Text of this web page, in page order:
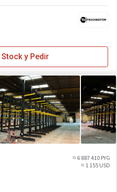
y Pedir
≈ 6 887 410 PYG
≈ 1 155 USD